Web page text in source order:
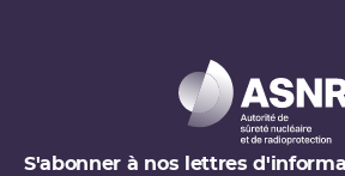
S'abonner à nos lettres